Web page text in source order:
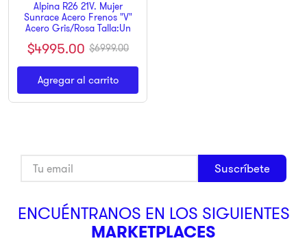
Alpina R26 21V. Mujer
Sunrace Acero Frenos "V"
Acero Gris/Rosa Talla:Un
$4995.00 $6999.00
Agregar al carrito
Suscríbete
ENCUÉNTRANOS EN LOS SIGUIENTES
MARKETPLACES